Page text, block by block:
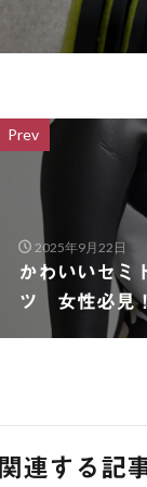
Prev
2025年9月22日
かわいいセミ
ツ 女性必見！
関連する記